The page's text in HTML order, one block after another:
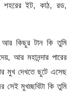
শহরের ইট, কাঠ, রড,
আর কিছুর টান কি তুমি
আর মহানন্দার পারের
মুখ দেখতে ছুটে এসেছ
মুখচ্ছবিটা কি তুমি